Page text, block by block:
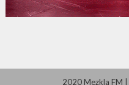
2020 Mezkla FM |